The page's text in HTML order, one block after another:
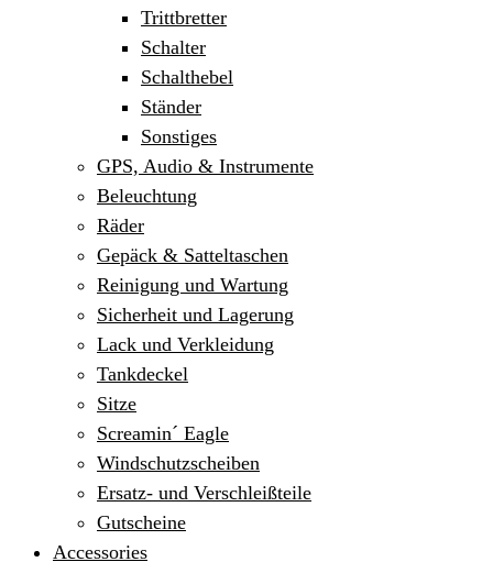
Trittbretter
Schalter
Schalthebel
Ständer
Sonstiges
GPS, Audio & Instrumente
Beleuchtung
Räder
Gepäck & Satteltaschen
Reinigung und Wartung
Sicherheit und Lagerung
Lack und Verkleidung
Tankdeckel
Sitze
Screamin´ Eagle
Windschutzscheiben
Ersatz- und Verschleißteile
Gutscheine
Accessories